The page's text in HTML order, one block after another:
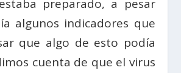
preparado, a pesar
algunos indicadores que
que algo de esto podía
cuenta de que el virus